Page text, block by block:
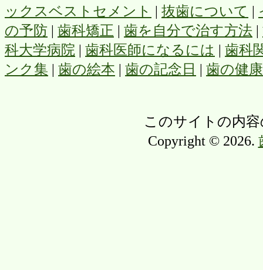
ックスベストセメント | 抜歯について |
の予防 | 歯科矯正 | 歯を自分で治す方法 |
科大学病院 | 歯科医師になるには | 歯科
ンク集 | 歯の絵本 | 歯の記念日 | 歯の健
このサイトの内
Copyright © 2026.